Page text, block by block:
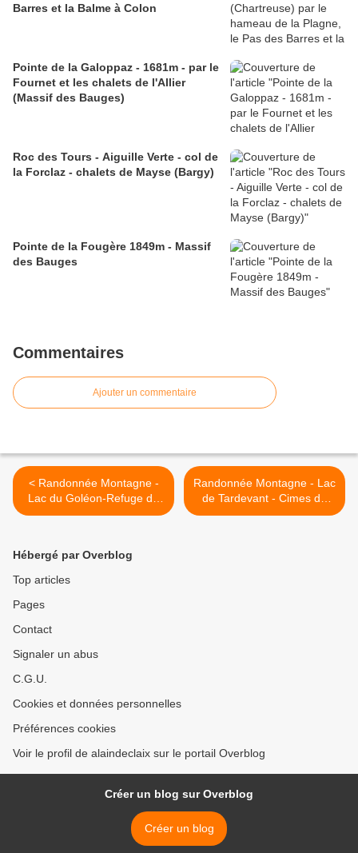
Barres et la Balme à Colon
Pointe de la Galoppaz - 1681m - par le
Fournet et les chalets de l'Allier
(Massif des Bauges)
Roc des Tours - Aiguille Verte - col de
la Forclaz - chalets de Mayse (Bargy)
Pointe de la Fougère 1849m - Massif
des Bauges
Commentaires
Ajouter un commentaire
< Randonnée Montagne -
Lac du Goléon-Refuge du
Goléon (Massif des Arves)
Randonnée Montagne - Lac
de Tardevant - Cimes de
l'Ambrevetta et de
Hébergé par Overblog
Top articles
Pages
Contact
Signaler un abus
C.G.U.
Cookies et données personnelles
Préférences cookies
Voir le profil de alaindeclaix sur le portail Overblog
Créer un blog sur Overblog
Créer un blog